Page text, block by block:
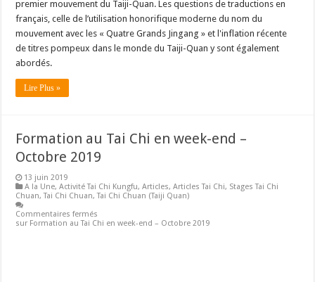
premier mouvement du Taiji-Quan. Les questions de traductions en
français, celle de l’utilisation honorifique moderne du nom du
mouvement avec les « Quatre Grands Jingang » et l'inflation récente
de titres pompeux dans le monde du Taiji-Quan y sont également
abordés.
Lire Plus »
Formation au Tai Chi en week-end –
Octobre 2019
13 juin 2019
A la Une,Activité Tai Chi Kungfu,Articles,Articles Tai Chi, Stages Tai Chi
Chuan,Tai Chi Chuan,Tai Chi Chuan (Taiji Quan)
Commentaires fermés
sur Formation au Tai Chi en week-end – Octobre 2019